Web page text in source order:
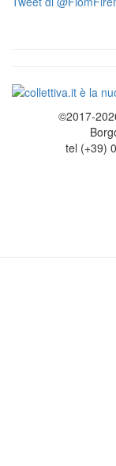
©2017-
tel (+39)